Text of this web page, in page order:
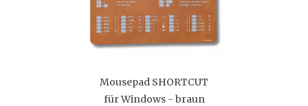
Mousepad SHORTCUT
für Windows - braun